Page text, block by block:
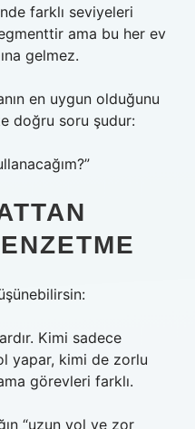
farklı seviyeleri
ama bu her ev
gelmez.
en uygun olduğunu
doğru soru şudur:
Kimi sadece
yapar, kimi de zorlu
görevleri farklı.
“uzun yol ve zor